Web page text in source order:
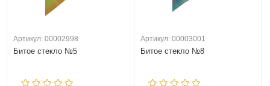
Артикул: 00002998
Битое стекло №5
Артикул: 00003001
Битое стекло №8